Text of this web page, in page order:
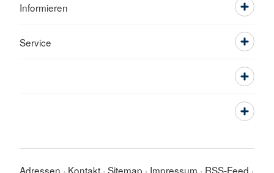
Informieren
Service
Adressen Kontakt Sitemap Impressum RSS-Feed